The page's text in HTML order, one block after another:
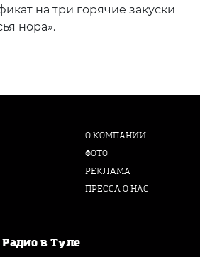
на три горячие закуски
нора».
О КОМПАНИИ
ФОТО
РЕКЛАМА
ПРЕССА О НАС
Радио в Туле